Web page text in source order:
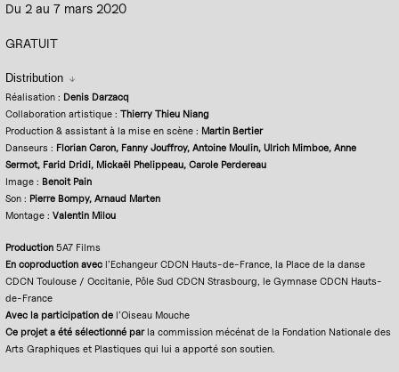
Du 2 au 7 mars 2020
GRATUIT
Distribution
Réalisation : Denis Darzacq
Collaboration artistique :Thierry Thieu Niang
Production & assistant à la mise en scène : Martin Bertier
Danseurs : Florian Caron, Fanny Jouffroy, Antoine Moulin, Ulrich Mimboe, Anne
Sermot, Farid Dridi, Mickaël Phelippeau, Carole Perdereau
Image : Benoit Pain
Son : Pierre Bompy, Arnaud Marten
Montage :Valentin Milou
Production5A7 Films
En coproduction avec l’Echangeur CDCN Hauts-de-France, la Place de la danse
CDCN Toulouse / Occitanie, Pôle Sud CDCN Strasbourg, le Gymnase CDCN Hauts-
de-France
Avec la participation de l’Oiseau Mouche
Ce projet a été sélectionné parla commission mécénat de la Fondation Nationale des
Arts Graphiques et Plastiques qui lui a apporté son soutien.